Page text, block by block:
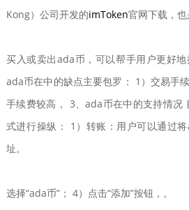
Kong）公司开发的imToken官网下载，也
买入或卖出ada币，可以帮手用户更好
ada币在中的缺点主要包罗： 1）交易手
手续费较高， 3、ada币在中的支持情况
式进行操纵： 1）转账：用户可以通过
址。
选择“ada币”； 4）点击“添加”按钮，。